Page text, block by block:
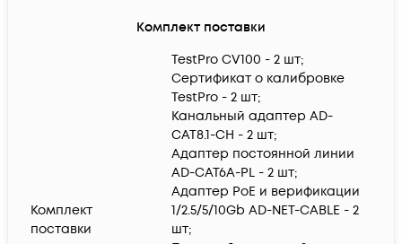
Комплект поставки
Комплект
поставки
TestPro CV100 - 2 шт;
Сертификат о калибровке
TestPro - 2 шт;
Канальный адаптер AD-
CAT8.1-CH - 2 шт;
Адаптер постоянной линии
AD-CAT6A-PL - 2 шт;
Адаптер PoE и верификации
1/2.5/5/10Gb AD-NET-CABLE - 2
шт;